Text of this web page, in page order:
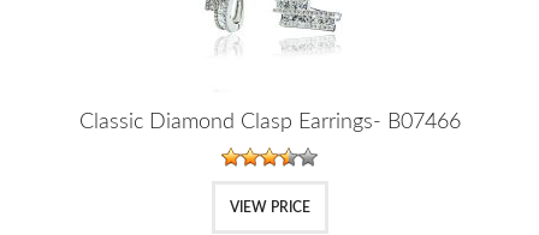
Classic Diamond Clasp Earrings- B07466
VIEW PRICE